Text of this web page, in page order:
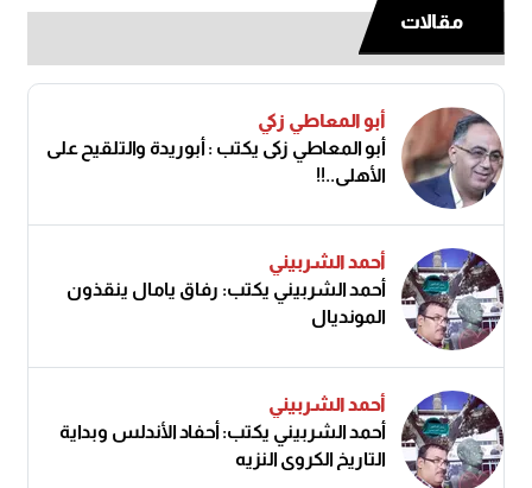
مقالات
أبو المعاطي زكي
أبو المعاطي زكى يكتب : أبوريدة والتلقيح على
الأهلى..!!
أحمد الشربيني
أحمد الشربيني يكتب: رفاق يامال ينقذون
المونديال
أحمد الشربيني
أحمد الشربيني يكتب: أحفاد الأندلس وبداية
التاريخ الكروي النزيه